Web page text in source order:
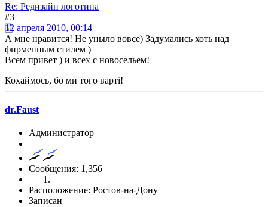
Re: Редизайн логотипа
#3
12 апреля 2010, 00:14
А мне нравится! Не уныло вовсе) Задумались хоть над
фирменным стилем )
Всем привет ) и всех с новосельем!
Кохаймось, бо ми того варті!
dr.Faust
Администратор
Сообщения: 1,356
Расположение: Ростов-на-Дону
Записан